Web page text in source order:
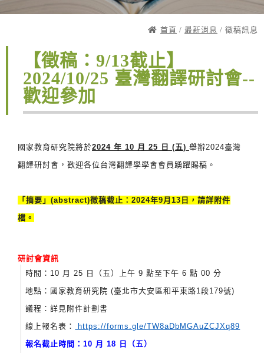
首頁 / 最新消息 / 徵稿訊息
【徵稿：9/13截止】
2024/10/25 臺灣翻譯研討會--
歡迎參加
國家教育研究院將於2024 年 10 月 25 日 (五) 舉辦2024臺灣
翻譯研討會，歡迎各位台灣翻譯學學會會員踴躍賜稿。
「摘要」(abstract)徵稿截止 ： 2024年9月13日，請詳附件
檔。
研討會資訊
時間：10 月 25 日（五）上午 9 點至下午 6 點 00 分
地點： 國家教育研究院 (臺北市大安區和平東路1段179號)
議程：詳見附件計劃書
線上報名表：
https://forms.gle/TW8aDbMGAuZCJXq89
報名截止時間：10 月 18 日（五）